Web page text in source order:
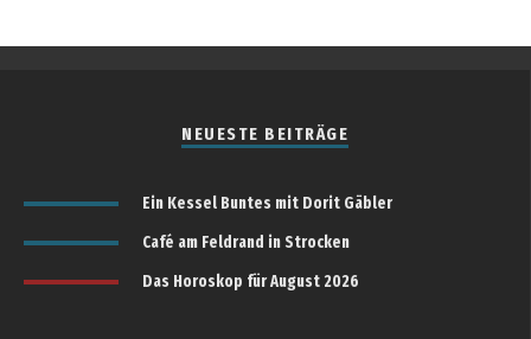
NEUESTE BEITRÄGE
Ein Kessel Buntes mit Dorit Gäbler
Café am Feldrand in Strocken
Das Horoskop für August 2026